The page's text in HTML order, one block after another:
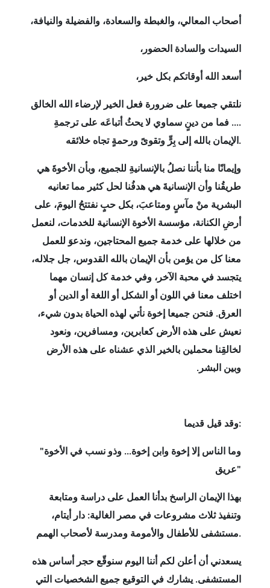
أصحاب المعالي، والغبطة والسعادة، والفضيلة والنيافة،
السيدات والسادة الحضور،
أسعد الله أوقاتكم بكل خير،
نلتقي جميعا على ضرورة فعل الخير لإرضاء الله الخالق
.... فما من دينٍ سماوي لا يحثُ أتباعَه على ترجمةِ
الإيمان بالله إلى بِرٍّ وتقوىً ورحمةٍ تجاه خلائقه .
وإيمانًا منا بأننا نصلُ بالإنسانيةِ للجميع، وبأن الأخوةَ هي
طريقُنا وأن الإنسانيةَ هي هدفُنا لحل كثير مما تعانيه
البشرية منْ مآسٍ ومتاعبَ، بكل حبٍ نفتتحُ اليومَ، على
أرضِ الكنانة، مؤسسة الأخوة الإنسانية للخدمات، لنعمل
من خلالها على خدمة جميع المحتاجين، وندعوَ للعمل
معنا كل من يؤمن بأن الإيمان بالله القدوس، جل جلاله،
يتجسد في محبة الآخر، وفي خدمة كل إنسان مهما
اختلف معنا في اللون أو الشكل أو اللغة أو الدين أو
العرق. فنحن جميعا إخوة نأتي لهذه الحياة بدون شيء،
نعيش على هذه الأرض كعابرين، ومسافرين، ونعود
لخالقِنا محملين بالخير الذي عشناه على هذه الأرض
وبين البشر.
وقد قيل قديما:
"وما الناس إلا إخوة وابن إخوة... وذو نسب في الأخوة
عريق"
بهذا الإيمان الراسخ بدأنا العمل على دراسة ومتابعة
وتنفيذ ثلاث مشروعات في مصر الغالية: دار أيتام،
مستشفى للأطفال والأمومة ومدرسة لأصحاب الهمم.
يسعدني أن أعلن لكم أننا اليوم سنوقّع حجر أساس هذه
المستشفى. يشارك في التوقيع جميع الشخصيات التي